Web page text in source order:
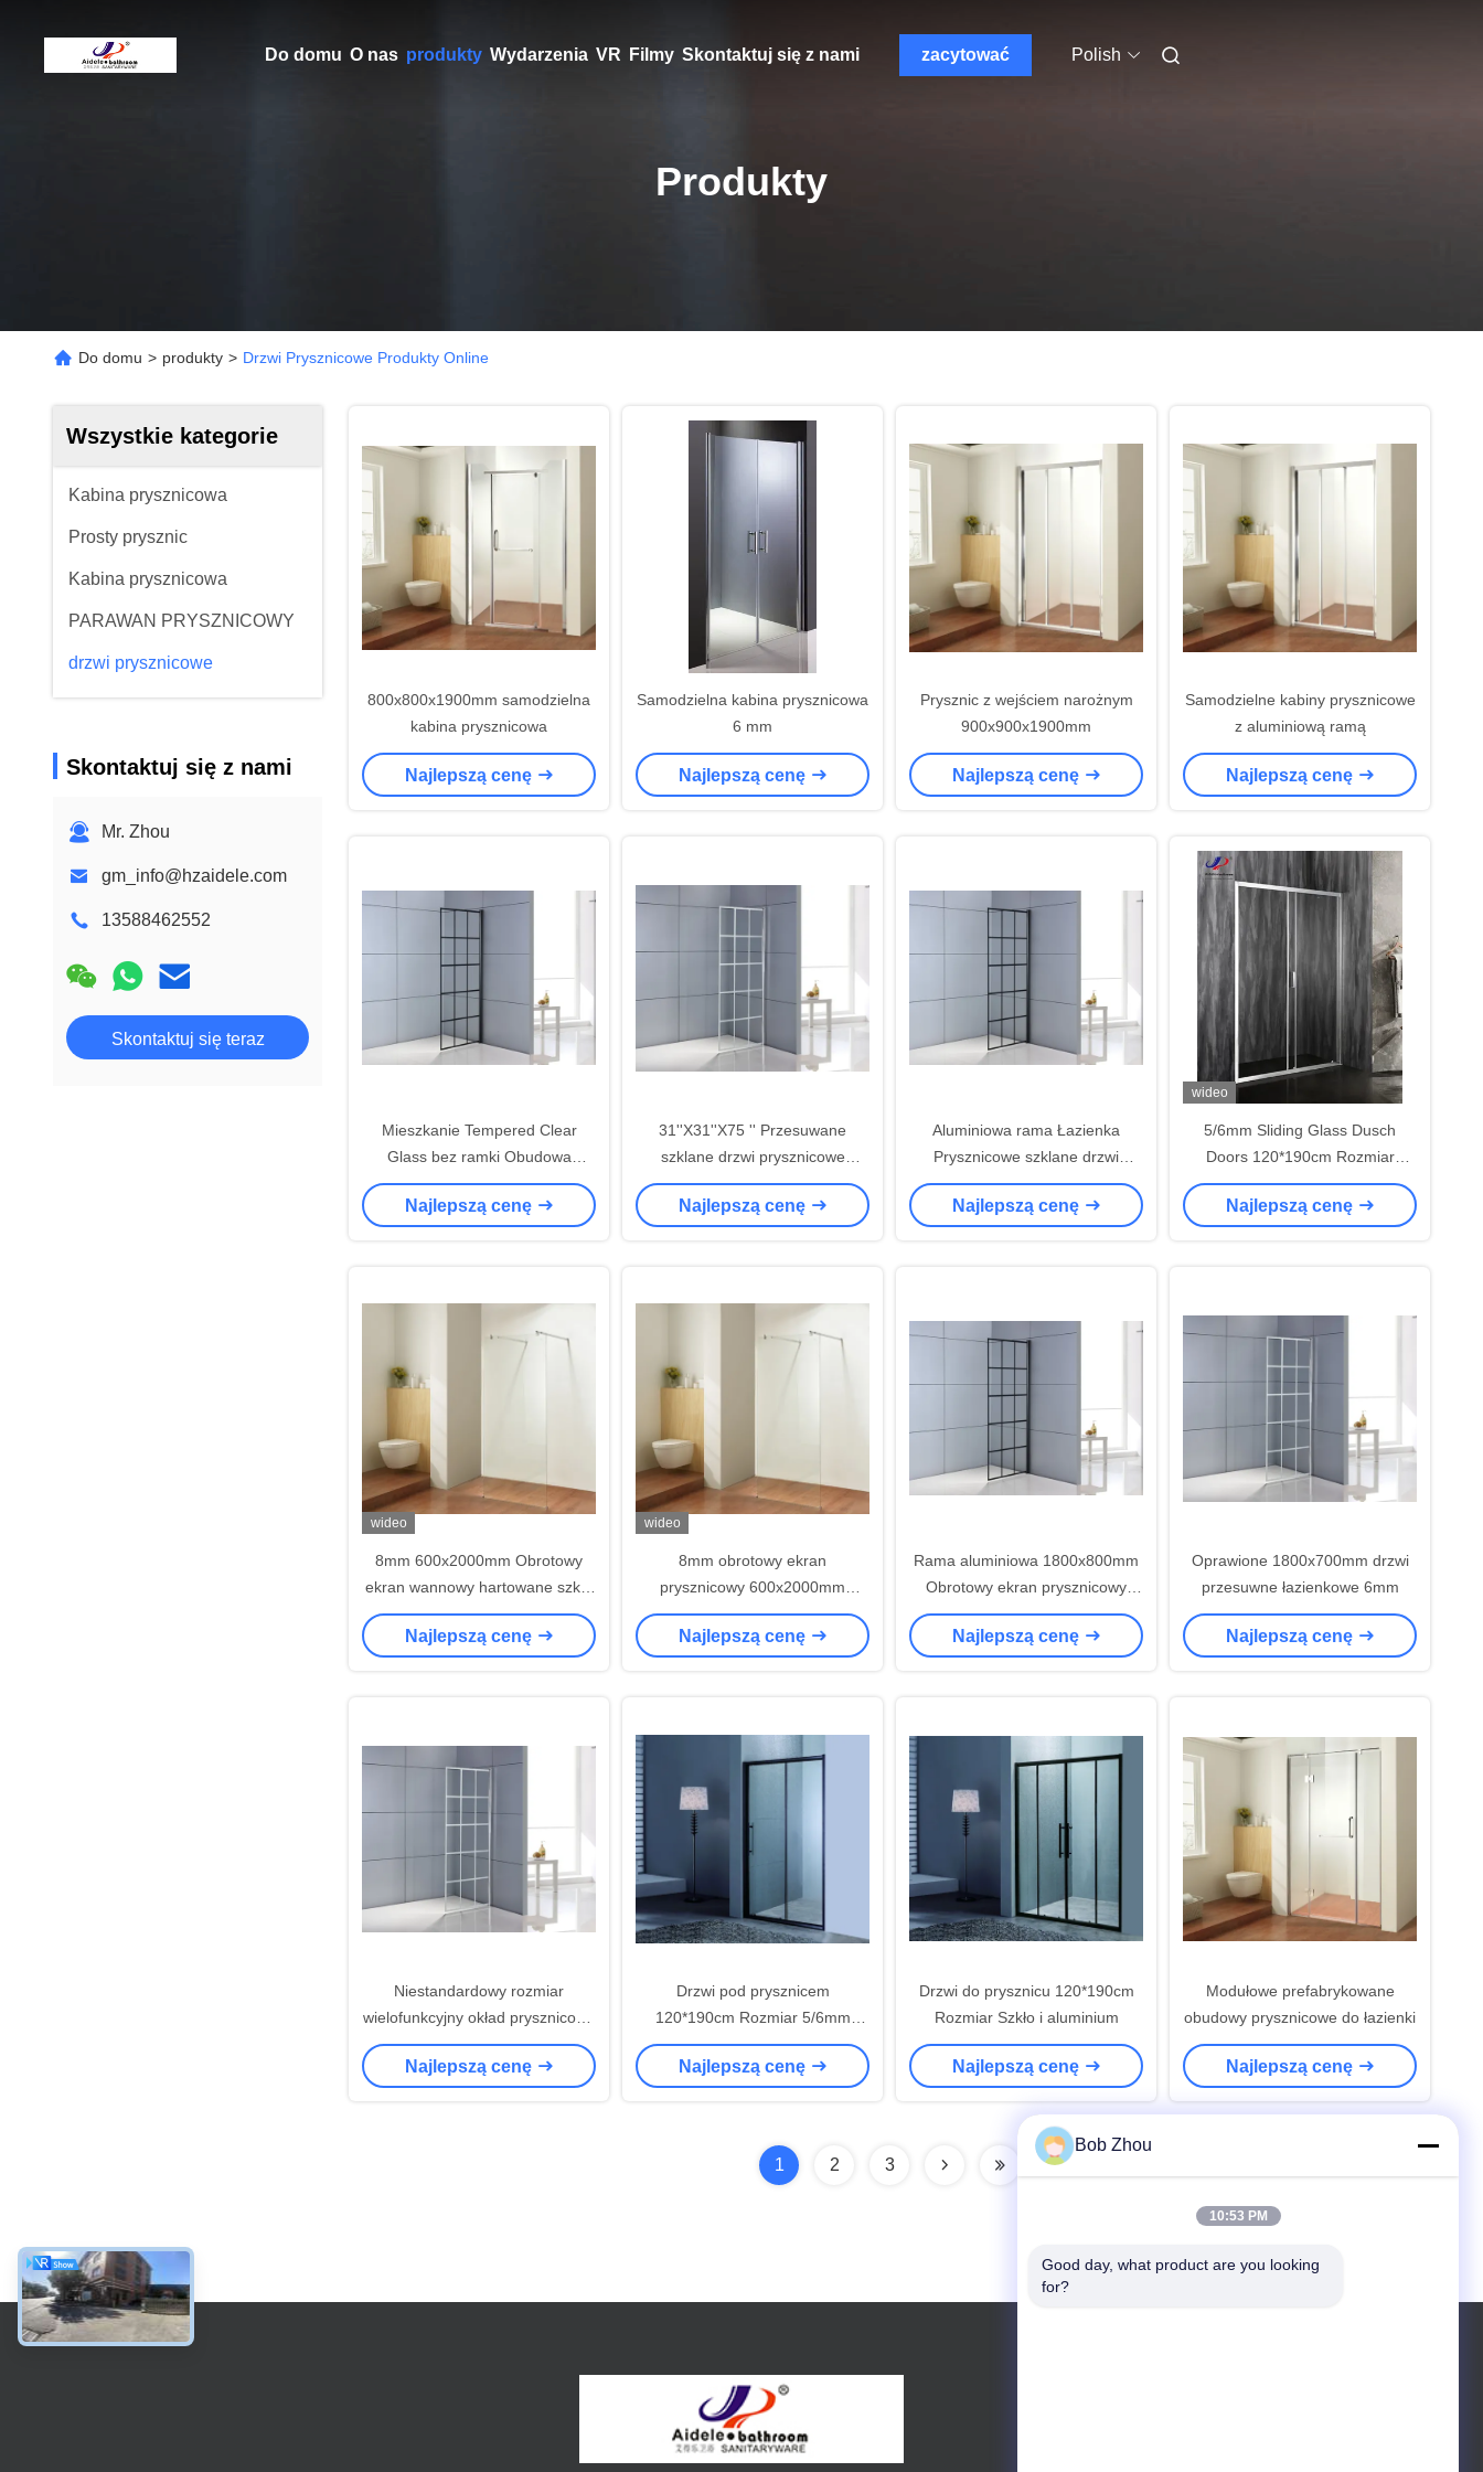
Do domu O nas produkty Wydarzenia VR Filmy Skontaktuj się z nami zacytować Polish
Produkty
Do domu > produkty > Drzwi Prysznicowe Produkty Online
Wszystkie kategorie
Kabina prysznicowa
Prosty prysznic
Kabina prysznicowa
PARAWAN PRYSZNICOWY
drzwi prysznicowe
Skontaktuj się z nami
Mr. Zhou
gm_info@hzaidele.com
13588462552
Skontaktuj się teraz
800x800x1900mm samodzielna
kabina prysznicowa
Najlepszą cenę
Samodzielna kabina prysznicowa
6 mm
Najlepszą cenę
Prysznic z wejściem narożnym
900x900x1900mm
Najlepszą cenę
Samodzielne kabiny prysznicowe
z aluminiową ramą
Najlepszą cenę
Mieszkanie Tempered Clear
Glass bez ramki Obudowa
prysznicowa Modern
Najlepszą cenę
31''X31''X75 '' Przesuwane
szklane drzwi prysznicowe
ISO9001
Najlepszą cenę
Aluminiowa rama Łazienka
Prysznicowe szklane drzwi
przesuwne 6mm
Najlepszą cenę
wideo
5/6mm Sliding Glass Dusch
Doors 120*190cm Rozmiar
Tempered Glass Aluminium
Frame
Najlepszą cenę
wideo
8mm 600x2000mm Obrotowy
ekran wannowy hartowane szkło
bezpieczne
Najlepszą cenę
wideo
8mm obrotowy ekran
prysznicowy 600x2000mm
aluminiowa rama
Najlepszą cenę
Rama aluminiowa 1800x800mm
Obrotowy ekran prysznicowy
przesuwny otwarty
Najlepszą cenę
Oprawione 1800x700mm drzwi
przesuwne łazienkowe 6mm
Najlepszą cenę
Niestandardowy rozmiar
wielofunkcyjny okład prysznicowy
bez ramki ISO9001
Najlepszą cenę
Drzwi pod prysznicem
120*190cm Rozmiar 5/6mm
Szkło hartowane Aluminium
Czarna ramka
Najlepszą cenę
Drzwi do prysznicu 120*190cm
Rozmiar Szkło i aluminium
Najlepszą cenę
Modułowe prefabrykowane
obudowy prysznicowe do łazienki
Najlepszą cenę
1 2 3
Bob Zhou
10:53 PM
Good day, what product are you looking
for?